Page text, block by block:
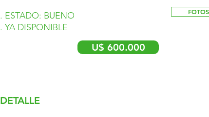
. ESTADO: BUENO
. YA DISPONIBLE
FOTOS
U$ 600.000
DETALLE